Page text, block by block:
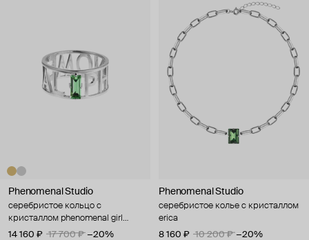
Phenomenal Studio
серебристое кольцо с
кристаллом phenomenal girl
rhodium
14 160 ₽ 17 700 ₽ −20%
Phenomenal Studio
серебристое колье с кристаллом
erica
8 160 ₽
10 200 ₽ −20%